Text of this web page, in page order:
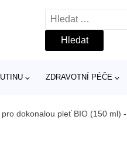
Vyhledávání
ZDRAVOTNÍ PÉČE
pro dokonalou pleť BIO (150 ml)